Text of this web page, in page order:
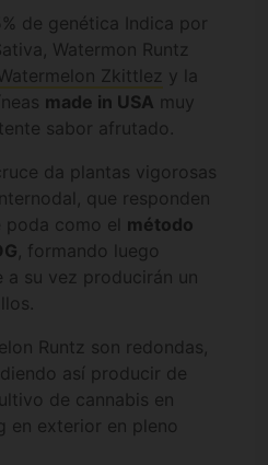
de genética Indica por
Watermon Runtz
Zkittlez y la
made in USA muy
sabor afrutado.
da plantas vigorosas
que responden
como el método
, formando luego
a su vez producirán un
Runtz son redondas,
así producir de
de cannabis en
en exterior en pleno